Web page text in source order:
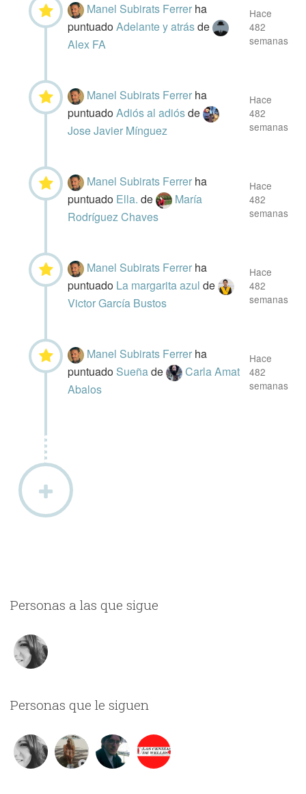
Manel Subirats Ferrer ha
puntuadoAdelante y atrásde
Alex FA
Hace
482
semanas
Manel Subirats Ferrer ha
puntuadoAdiós al adiósde
Jose Javier Mínguez
Hace
482
semanas
Manel Subirats Ferrer ha
puntuado Ella.de
María
Rodríguez Chaves
Hace
482
semanas
Manel Subirats Ferrer ha
puntuado La margarita azulde
Victor García Bustos
Hace
482
semanas
Manel Subirats Ferrer ha
puntuado Sueñade
Carla Amat
Abalos
Hace
482
semanas
Personas a las que sigue
Personas que le siguen